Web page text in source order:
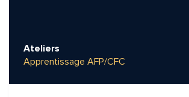
Ateliers
Apprentissage AFP/CFC